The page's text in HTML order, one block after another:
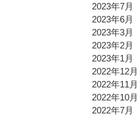
2023年7月
2023年6月
2023年3月
2023年2月
2023年1月
2022年12月
2022年11月
2022年10月
2022年7月